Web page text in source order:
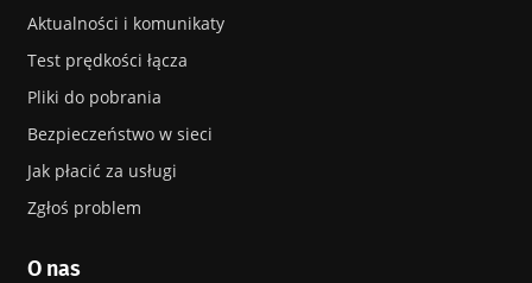
Aktualności i komunikaty
Test prędkości łącza
Pliki do pobrania
Bezpieczeństwo w sieci
Jak płacić za usługi
Zgłoś problem
O nas